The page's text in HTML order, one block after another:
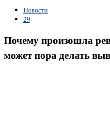
Новости
29
Почему произошла
может пора делать